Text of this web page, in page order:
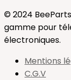
© 2024
gamme pour
électroniques.
Mentions
C.G.V